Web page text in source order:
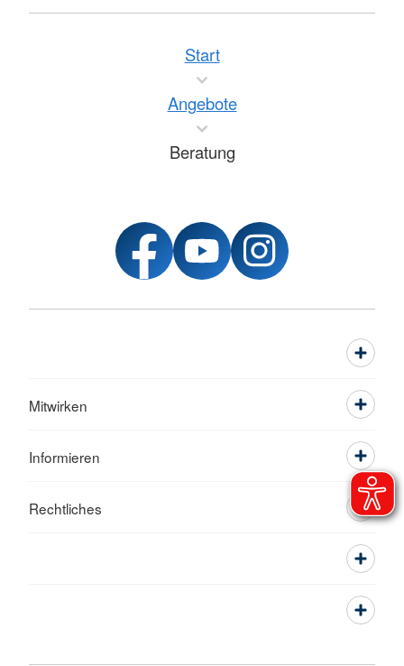
Start
Angebote
Beratung
Mitwirken
Informieren
Rechtliches